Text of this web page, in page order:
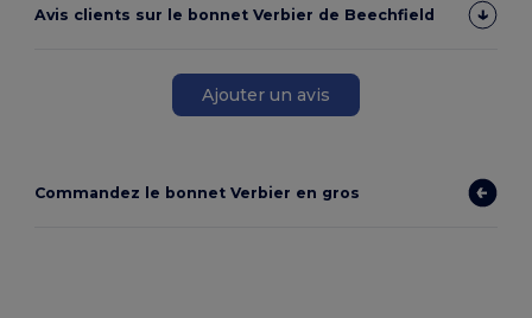
Avis clients sur le bonnet Verbier de Beechfield
Ajouter un avis
Commandez le bonnet Verbier en gros